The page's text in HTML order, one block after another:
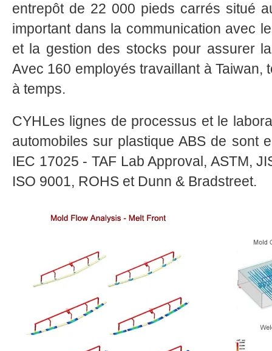
entrepôt de 22 000 pieds carrés situé
important dans la communication avec
et la gestion des stocks pour assurer
Avec 160 employés travaillant à Taiwan,
à temps.
CYHLes lignes de processus et le
automobiles sur plastique ABS de sont
IEC 17025 - TAF Lab Approval, ASTM,
ISO 9001, ROHS et Dunn & Bradstreet.